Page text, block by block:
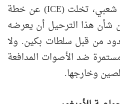
في ديسمبر، وتحت ضغط شعبي، تخلت (ICE) عن خطة
شأن هذا الترحيل أن يعرضه
من قبل سلطات بكين. ولا
ضد الأصوات المدافعة
وخارجها.